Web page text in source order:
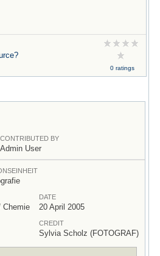
0 ratings
CONTRIBUTED BY
Admin User
Chemie
DATE
20 April 2005
CREDIT
Sylvia Scholz (FOTOGRAF)